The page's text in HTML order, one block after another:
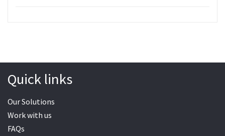
Quick links
Our Solutions
Work with us
FAQs